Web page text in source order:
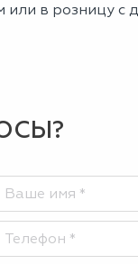
в розницу с